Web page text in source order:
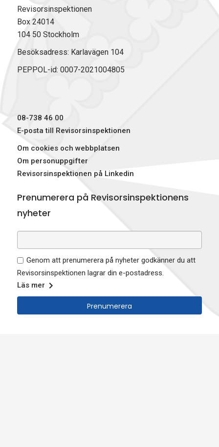
F
c
e
b
o
L
n
k
e
I
X
w
i
t
Revisorsinspektionen
Box 24014
104 50 Stockholm
Besöksadress: Karlavägen 104
PEPPOL-id: 0007-2021004805
08-738 46 00
E-posta till Revisorsinspektionen
Om cookies och webbplatsen
Om personuppgifter
Revisorsinspektionen på Linkedin
Prenumerera på Revisorsinspektionens
nyheter
Genom att prenumerera på nyheter godkänner du att
Revisorsinspektionen lagrar din e-postadress.
Läs mer